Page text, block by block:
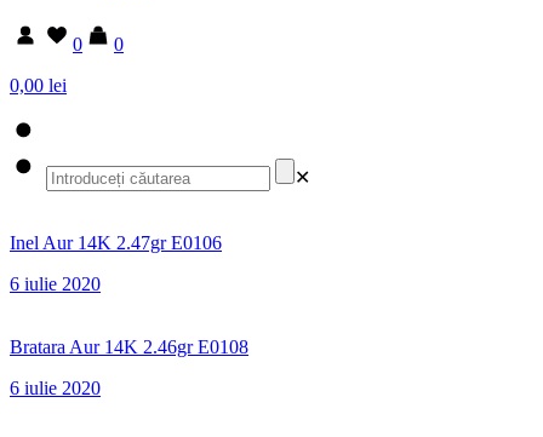
0
0
0,00 lei
✕
Inel Aur 14K 2.47gr E0106
6 iulie 2020
Bratara Aur 14K 2.46gr E0108
6 iulie 2020